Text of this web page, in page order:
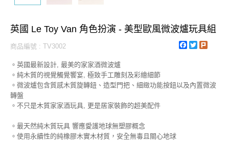
英國 Le Toy Van 角色扮演 - 美型歐風微波爐玩具組
Facebook
Twitter
商品編號 : TV3002
。英國最新設計, 最美的家家酒微波爐
。純木質的視覺觸覺饗宴, 極致手工雕刻及彩繪細節
。微波爐包含質感木質旋轉鈕、造型門把、細緻功能按鈕以及內置微波
轉盤
。不只是木質家家酒玩具, 更是居家裝飾的超美配件
。最天然純木質玩具 響應愛護地球無塑膠概念
。使用永續性的純橡膠木實木材質，安全無毒且關心地球